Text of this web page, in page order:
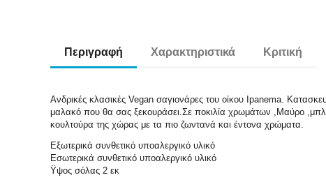
Περιγραφή Χαρακτηριστικά Κριτική
Ανδρικές κλασικές Vegan σαγιονάρες του οίκου Ipanema.
μαλακό που θα σας ξεκουράσει.Σε ποκιλία χρωμάτων ,Μαύρο
κουλτούρα της χώρας με τα πιο ζωντανά και έντονα χρώματα.
Εξωτερικά συνθετικό υποαλεργικό υλικό
Εσωτερικά συνθετικό υποαλεργικό υλικό
Ϋψος σόλας 2 εκ